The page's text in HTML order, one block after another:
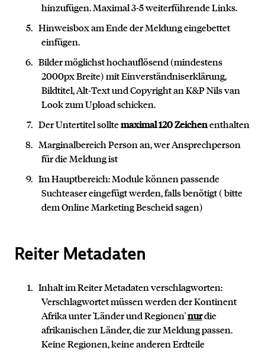
hinzufügen. Maximal 3-5 weiterführende Links.
Hinweisbox am Ende der Meldung eingebettet
einfügen.
Bilder möglichst hochauflösend (mindestens
2000px Breite) mit Einverständniserklärung,
Bildtitel, Alt-Text und Copyright an K&P Nils van
Look zum Upload schicken.
Der Untertitel solltemaximal 120 Zeichenenthalten
Marginalbereich Person an, wer Ansprechperson
für die Meldung ist
Im Hauptbereich: Module können passende
Suchteaser eingefügt werden, falls benötigt ( bitte
dem Online Marketing Bescheid sagen)
Reiter Metadaten
Inhalt im Reiter Metadaten verschlagworten:
Verschlagwortet müssen werden der Kontinent
Afrika unter 'Länder und Regionen'nurdie
afrikanischen Länder, die zur Meldung passen.
Keine Regionen, keine anderen Erdteile